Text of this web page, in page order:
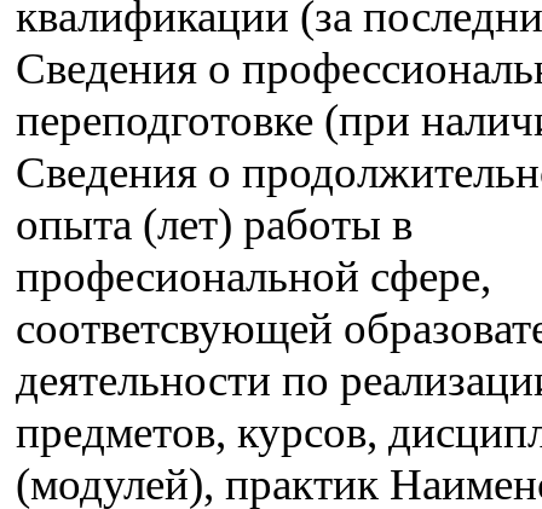
квалификации (за
Сведения о
переподготовке (при
Сведения о
опыта (лет) работы в
професиональной сфере,
соответсвующей
деятельности по
предметов, курсов,
(модулей), практик